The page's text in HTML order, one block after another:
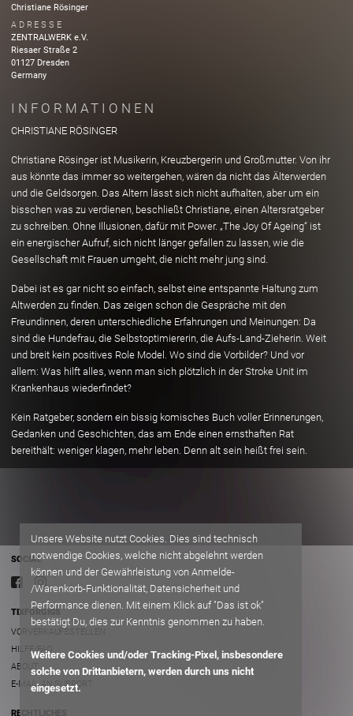
Christiane Rösinger
ADRESSE
ZENTRALWERK e.V.
Riesaer Straße 2
01127 Dresden
Germany
INFORMATIONEN
CHRISTIANE RÖSINGER
Christiane Rösinger ist Musikerin, Kreuzbergerin und Großmutter. Von ihr
aus könnte das immer so weitergehen, wären da nicht das Älterwerden
und die Geldsorgen. Das Altern lässt sich nicht aufhalten, aber um ein
bisschen was zu verdienen, beschließt Christiane, einen Altersratgeber
zu schreiben. Ohne Illusionen, dafür mit Power. „The Joy Of Ageing“ ist
ein energischer Aufruf, sich nicht länger gefallen zu lassen, wie die
Gesellschaft mit Frauen umgeht, die nicht mehr jung sind.
Dabei ist es gar nicht so einfach, selbst eine entspannte Haltung zum
Altwerden zu finden. Das zeigen schon die Gespräche mit den
Freundinnen, deren unterschiedliche Erfahrungen und Meinungen: Da
sind die Hundefrau, die Selbstoptimiererin, die Aufs-Land-Zieherin. Weit
und breit kein positives Role Model. Wo sind die Vorbilder? Und vor
allem: Was hilft alles, wenn man sich plötzlich in der Stroke Unit im
Krankenhaus wiederfindet?
Kein Ratgeber, sondern ein bissig komisches Buch voller Erinnerungen,
Gedanken und Geschichten, das am Ende einen ernsthaften Rat
bereithält: weniger klagen, mehr leben. Denn alt sein heißt frei sein.
SOCIAL
TIXFORGIGS
VORVERKAUFSSTELLEN
HILFE/FAQ
ABOUT
E-MAIL AN SUPPORT
RECHTLICHES
Unsere Website nutzt Cookies. Dies sind technisch
notwendige Cookies, welche nicht abgelehnt werden
können und der Gewährleistung von Anmelde-
/Warenkorb-Funktionalität, Datensicherheit und
Performance dienen. Mit einem Klick auf "Das ist ok"
bestätigt Du, dies zur Kenntnis genommen zu haben.
Weitere Cookies und/oder Tracking-Pixel, insbesondere
solche von Drittanbietern, werden durch uns nicht
eingesetzt.